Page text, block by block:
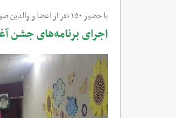
با حضور ۱۵۰ نفر از اعضا و والدین صورت گرفت؛
اجرای برنامه‌های جشن آغاز